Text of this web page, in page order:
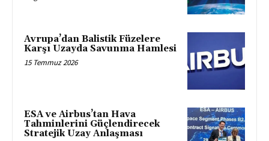
Avrupa’dan Balistik Füzelere
Karşı Uzayda Savunma Hamlesi
15 Temmuz 2026
ESA ve Airbus’tan Hava
Tahminlerini Güçlendirecek
Stratejik Uzay Anlaşması